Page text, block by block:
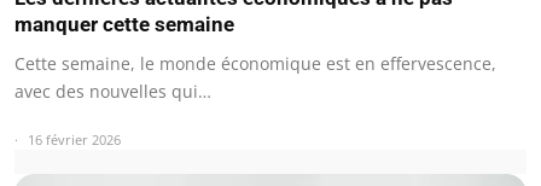
manquer cette semaine
Cette semaine, le monde économique est en effervescence,
avec des nouvelles qui…
16 février 2026